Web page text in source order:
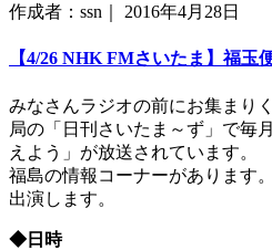
作成者：ssn｜ 2016年4月28日
【4/26 NHK FMさいたま】福玉
みなさんラジオの前にお集まり
局の「日刊さいたま～ず」で毎
えよう」が放送されています。
福島の情報コーナーがあります
出演します。
◆日時